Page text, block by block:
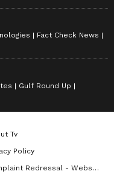
Fact Check News
Gulf Round Up
Tv
Policy
Redressal - Website